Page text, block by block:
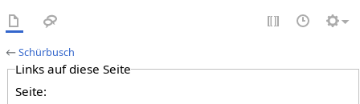
←Schürbusch
Links auf diese Seite
Seite: